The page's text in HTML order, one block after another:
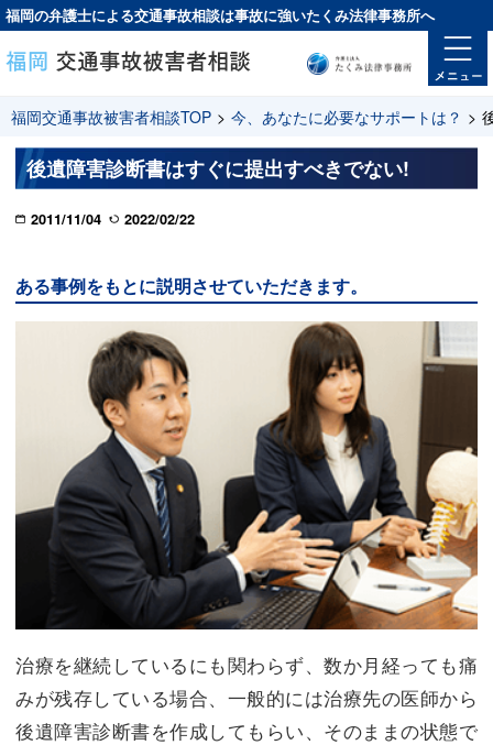
福岡の弁護士による交通事故相談は事故に強いたくみ法律事務所へ
福岡交通事故被害者相談TOP > 今、あなたに必要なサポートは？ >
後遺障害診断書はすぐに提出すべきでない!
2011/11/04 2022/02/22
ある事例をもとに説明させていただきます。
治療を継続しているにも関わらず、数か月経っても痛
みが残存している場合、一般的には治療先の医師から
後遺障害診断書を作成してもらい、そのままの状態で